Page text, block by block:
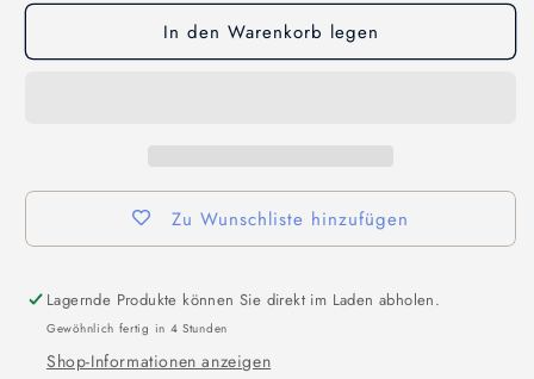
In den Warenkorb legen
Zu Wunschliste hinzufügen
Lagernde Produkte können Sie direkt im Laden abholen.
Gewöhnlich fertig in 4 Stunden
Shop-Informationen anzeigen